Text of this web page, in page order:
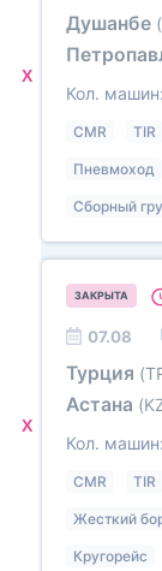
X
Душанбе
Кол. машин:
CMR TIR
Пневмоход
Сборный
X
ЗАКРЫТА
07.08
Турция
Астана
Кол. машин:
CMR TIR
Жесткий
Кругорейс